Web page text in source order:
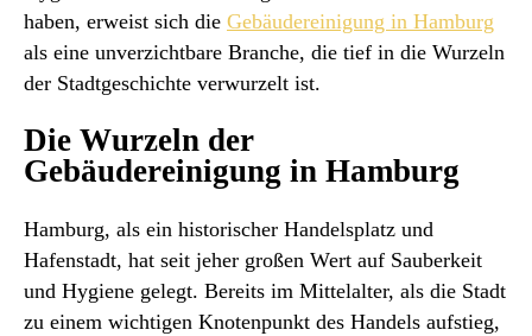
haben, erweist sich die Gebäudereinigung in Hamburg
als eine unverzichtbare Branche, die tief in die Wurzeln
der Stadtgeschichte verwurzelt ist.
Die Wurzeln der
Gebäudereinigung in Hamburg
Hamburg, als ein historischer Handelsplatz und
Hafenstadt, hat seit jeher großen Wert auf Sauberkeit
und Hygiene gelegt. Bereits im Mittelalter, als die Stadt
zu einem wichtigen Knotenpunkt des Handels aufstieg,